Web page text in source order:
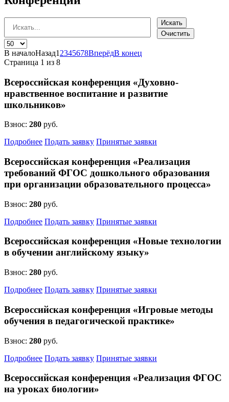
Искать
Очистить
В началоНазад1 2345678ВперёдВ конец
Страница 1 из 8
Всероссийская конференция «Духовно-
нравственное воспитание и развитие
школьников»
Взнос: 280 руб.
Подробнее Подать заявку Принятые заявки
Всероссийская конференция «Реализация
требований ФГОС дошкольного образования
при организации образовательного процесса»
Взнос: 280 руб.
Подробнее Подать заявку Принятые заявки
Всероссийская конференция «Новые технологии
в обучении английскому языку»
Взнос: 280 руб.
Подробнее Подать заявку Принятые заявки
Всероссийская конференция «Игровые методы
обучения в педагогической практике»
Взнос: 280 руб.
Подробнее Подать заявку Принятые заявки
Всероссийская конференция «Реализация ФГОС
на уроках биологии»